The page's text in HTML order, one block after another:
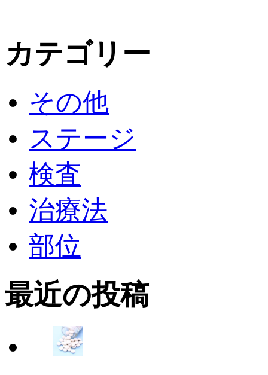
カテゴリー
その他
ステージ
検査
治療法
部位
最近の投稿